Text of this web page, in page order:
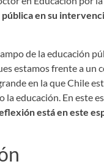
en su
de la educación
estamos frente a un
en la que Chile
la educación. En este
está en este